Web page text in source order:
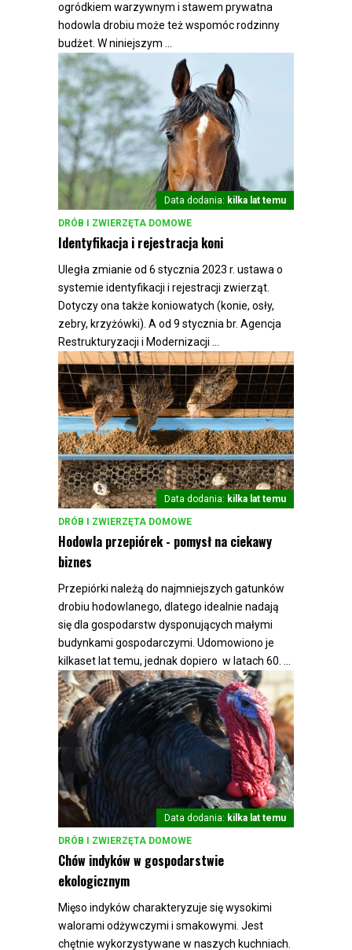
ogródkiem warzywnym i stawem prywatna
hodowla drobiu może też wspomóc rodzinny
budżet. W niniejszym ...
DRÓB I ZWIERZĘTA DOMOWE
kilka lat temu
Data dodania:
Identyfikacja i rejestracja koni
Uległa zmianie od 6 stycznia 2023 r. ustawa o
systemie identyfikacji i rejestracji zwierząt.
Dotyczy ona także koniowatych (konie, osły,
zebry, krzyżówki). A od 9 stycznia br. Agencja
Restrukturyzacji i Modernizacji ...
DRÓB I ZWIERZĘTA DOMOWE
kilka lat temu
Data dodania:
Hodowla przepiórek - pomysł na ciekawy
biznes
Przepiórki należą do najmniejszych gatunków
drobiu hodowlanego, dlatego idealnie nadają
się dla gospodarstw dysponujących małymi
budynkami gospodarczymi. Udomowiono je
kilkaset lat temu, jednak dopiero w latach 60. ...
DRÓB I ZWIERZĘTA DOMOWE
kilka lat temu
Data dodania:
Chów indyków w gospodarstwie
ekologicznym
Mięso indyków charakteryzuje się wysokimi
walorami odżywczymi i smakowymi. Jest
chętnie wykorzystywane w naszych kuchniach.